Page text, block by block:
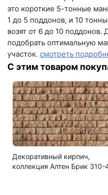
(вывеска "Мир кирпича")
пн-пт с 9:00 до 18:00
+7 (846) 215-16-
+7 (993) 993-77-
Написать в Telegram
Написать на почту
1250 кг
Залог за поддоны
Поддон залоговый, 1
Кол-во поддонов в машине
Кол-во в машине
1200 шт
это короткие 5-тонные
1 до 5 поддонов, и 10
возят от 6 до 10 поддонов.
подобрать оптимальную
участок. смотреть
С этим товаром
Декоративный кирпич,
коллекция Алтен Брик 310-